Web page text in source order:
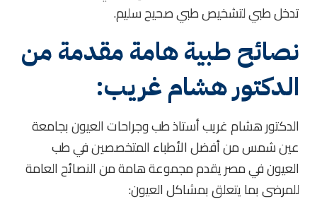
تدخل طبي لتشخيص طبي صحيح سليم.
نصائح طبية هامة مقدمة من
الدكتور هشام غريب:
الدكتور هشام غريب أستاذ طب وجراحات العيون بجامعة
عين شمس من أفضل الأطباء المتخصصين في طب
العيون في مصر يقدم مجموعة هامة من النصائح العامة
للمرضى بما يتعلق بمشاكل العيون: